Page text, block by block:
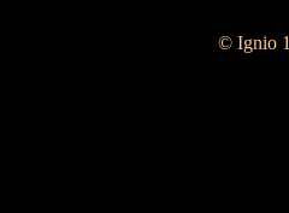
© Ignio